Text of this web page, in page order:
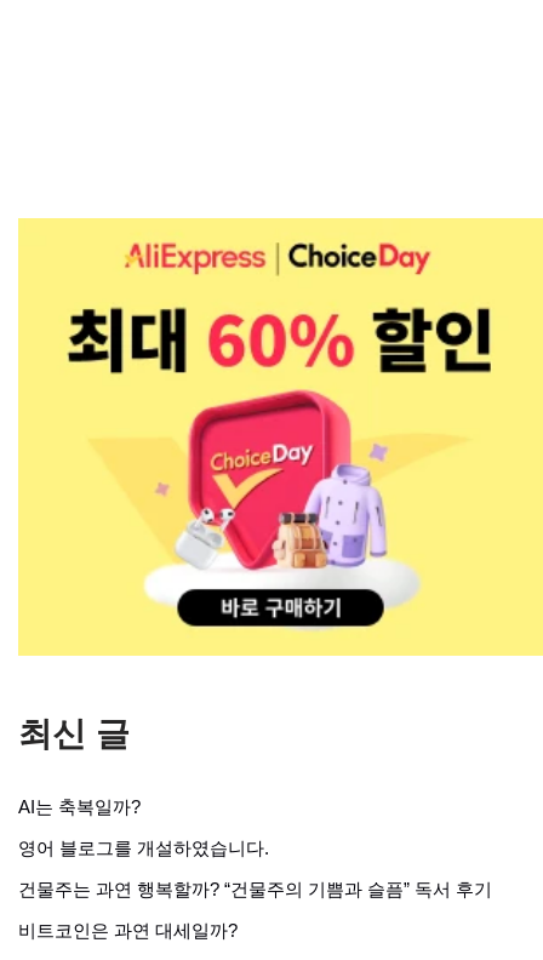
최신 글
AI는 축복일까?
영어 블로그를 개설하였습니다.
건물주는 과연 행복할까? “건물주의 기쁨과 슬픔” 독서 후기
비트코인은 과연 대세일까?